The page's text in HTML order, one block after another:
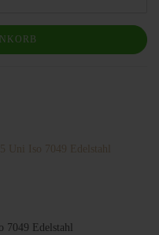
7049 Edelstahl